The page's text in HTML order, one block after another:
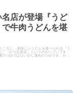
店が登場『うど
牛肉うどんを堪
ころに、美味しいうどんを食べられる『う
「かつお節店」というのがシブいです
つゆではない少し薄めのつゆです。かと